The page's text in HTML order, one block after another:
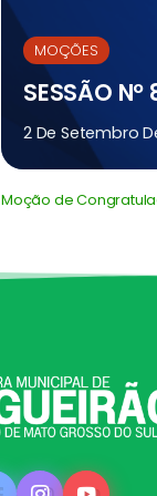
MOÇÕES
SESSÃO
2 De Setembro
Moção de